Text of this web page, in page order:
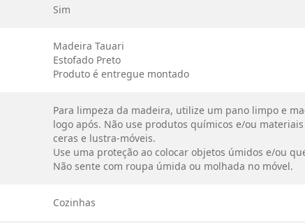
Sim
Madeira Tauari
Estofado Preto
Produto é entregue montado
Para limpeza da madeira, utilize um pano limpo e
logo após. Não use produtos químicos e/ou
ceras e lustra-móveis.
Use uma proteção ao colocar objetos úmidos e/ou
Não sente com roupa úmida ou molhada no móvel.
Cozinhas